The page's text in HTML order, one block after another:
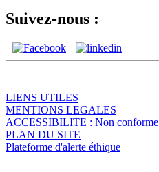
Suivez-nous :
LIENS UTILES
MENTIONS LEGALES
ACCESSIBILITE : Non conforme
PLAN DU SITE
Plateforme d'alerte éthique